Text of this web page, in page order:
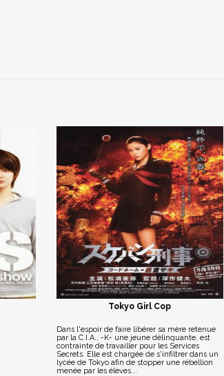
Tokyo Girl Cop
Dans l'espoir de faire libérer sa mère retenue
par la C.I.A., -K- une jeune délinquante, est
contrainte de travailler pour les Services
Secrets. Elle est chargée de s'infiltrer dans un
lycée de Tokyo afin de stopper une rébellion
menée par les élèves...